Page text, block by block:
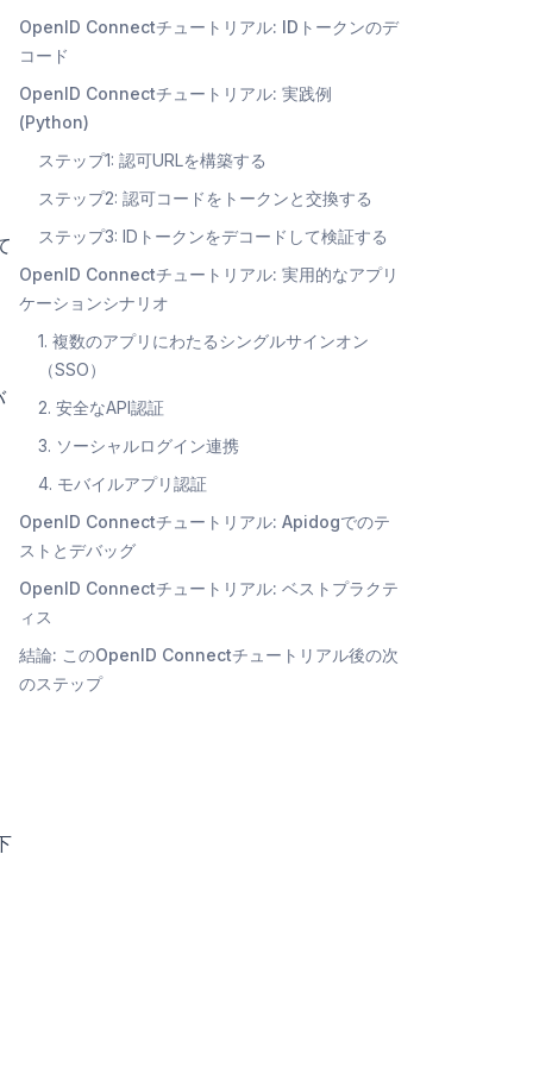
OpenID Connectチュートリアル: IDトークンのデ
コード
OpenID Connectチュートリアル: 実践例
(Python)
ステップ1: 認可URLを構築する
ステップ2: 認可コードをトークンと交換する
ステップ3: IDトークンをデコードして検証する
OpenID Connectチュートリアル: 実用的なアプリ
ケーションシナリオ
1. 複数のアプリにわたるシングルサインオン
（SSO）
2. 安全なAPI認証
3. ソーシャルログイン連携
4. モバイルアプリ認証
OpenID Connectチュートリアル: Apidogでのテ
ストとデバッグ
OpenID Connectチュートリアル: ベストプラクテ
ィス
結論: このOpenID Connectチュートリアル後の次
のステップ